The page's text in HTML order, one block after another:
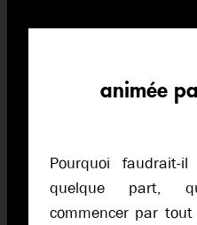
animée
Pourquoi faudrait-
quelque part,
commencer par